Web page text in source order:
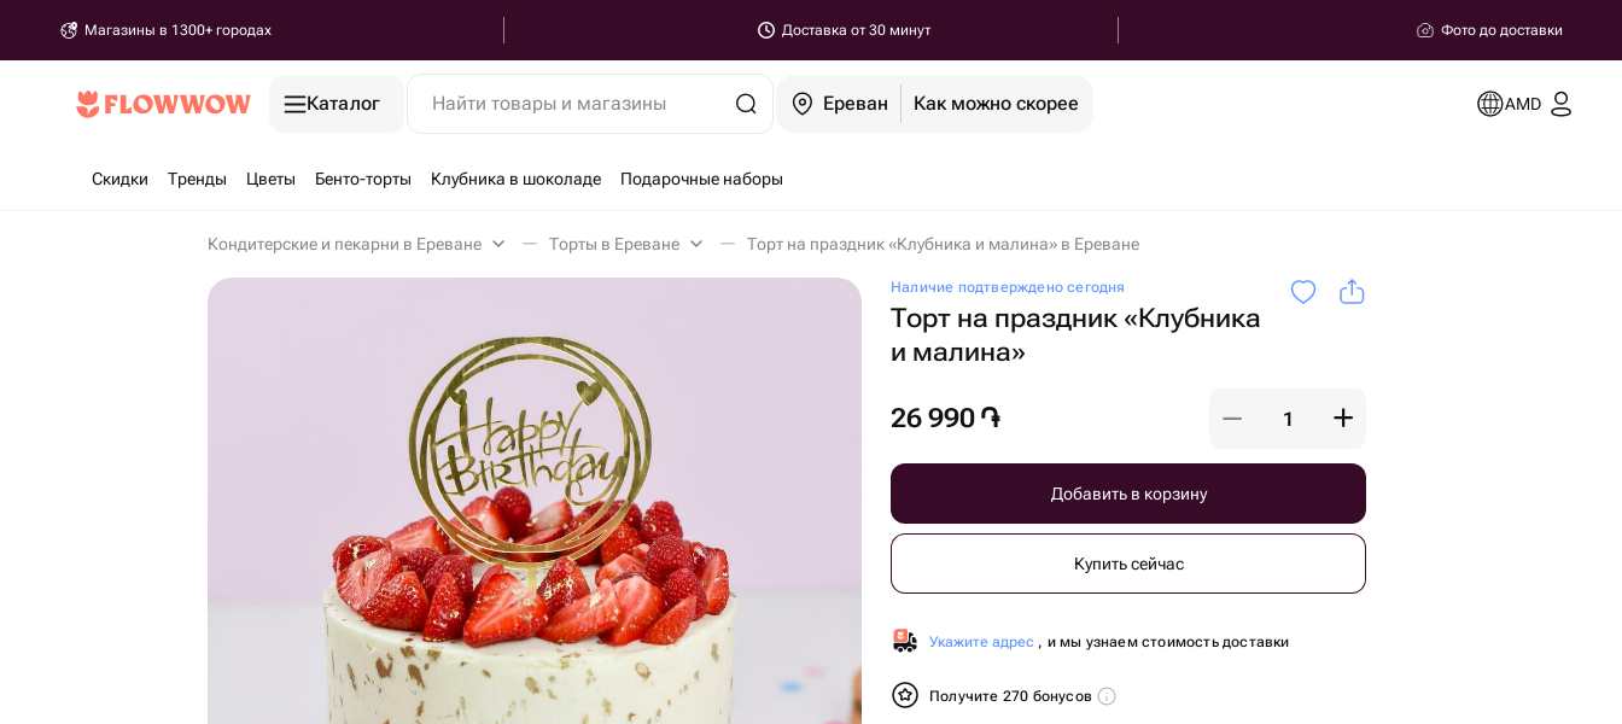
Магазины в 1300+ городах Доставка от 30 минут Фото до доставки
Каталог Найти товары и магазины Ереван Как можно скорее AMD
Скидки Тренды Цветы Бенто-торты Клубника в шоколаде Подарочные наборы
Кондитерские и пекарни в Ереване Торты в Ереване Торт на праздник «Клубника и малина» в Ереване
Наличие подтверждено сегодня
Торт на праздник «Клубника
и малина»
26 990 ֏
Добавить в корзину
Купить сейчас
Укажите адрес , и мы узнаем стоимость доставки
Получите 270 бонусов